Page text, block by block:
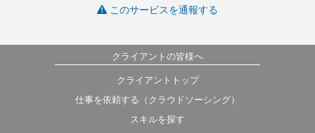
このサービスを通報する
クライアントの皆様へ
クライアントトップ
仕事を依頼する（クラウドソーシング）
スキルを探す